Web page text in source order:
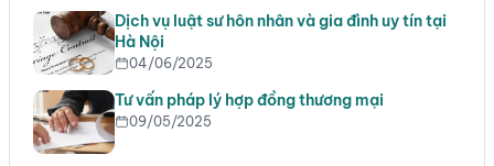
Dịch vụ luật sư hôn nhân và gia đình uy tín tại
Hà Nội
04/06/2025
Tư vấn pháp lý hợp đồng thương mại
09/05/2025